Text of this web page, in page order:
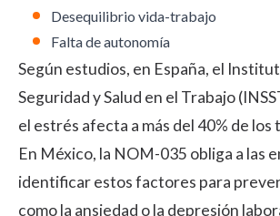
Desequilibrio vida-trabajo
Falta de autonomía
Según estudios, en España, el
Seguridad y Salud en el Trabajo
el estrés afecta a más del 40% de los
En México, la NOM-035 obliga a las
identificar estos factores para
como la ansiedad o la depresión